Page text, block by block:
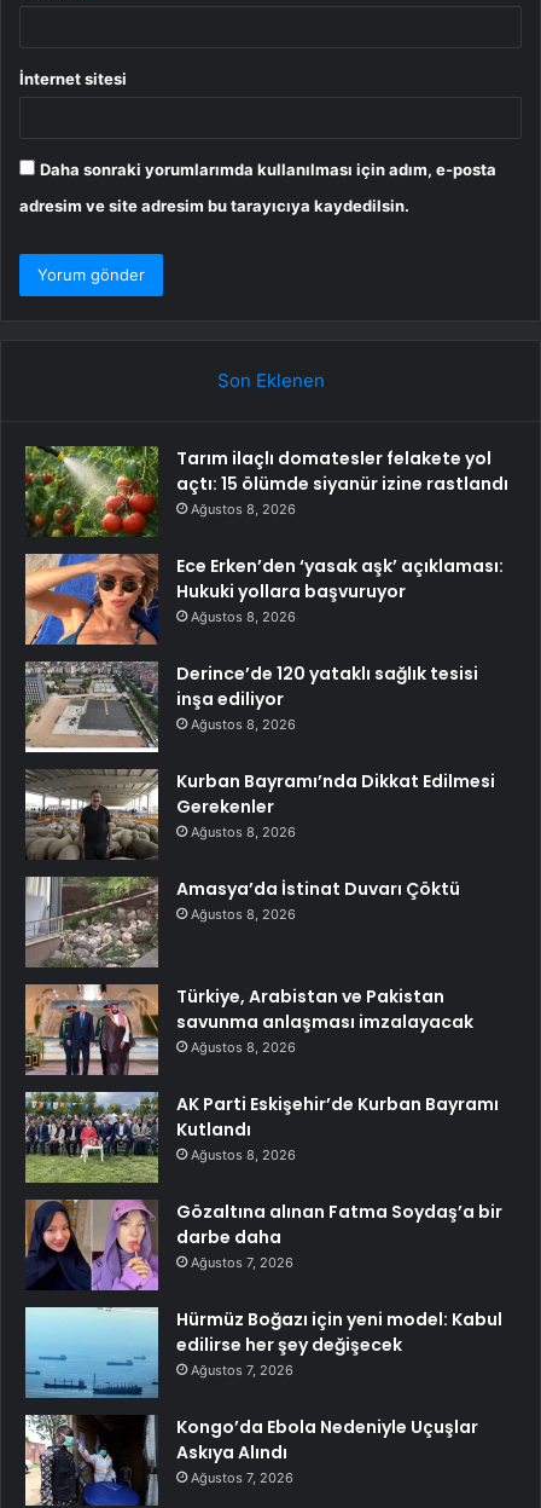
İnternet sitesi
Daha sonraki yorumlarımda kullanılması için adım, e-posta
adresim ve site adresim bu tarayıcıya kaydedilsin.
Son Eklenen
Tarım ilaçlı domatesler felakete yol
açtı: 15 ölümde siyanür izine rastlandı
Ağustos 8, 2026
Ece Erken’den ‘yasak aşk’ açıklaması:
Hukuki yollara başvuruyor
Ağustos 8, 2026
Derince’de 120 yataklı sağlık tesisi
inşa ediliyor
Ağustos 8, 2026
Kurban Bayramı’nda Dikkat Edilmesi
Gerekenler
Ağustos 8, 2026
Amasya’da İstinat Duvarı Çöktü
Ağustos 8, 2026
Türkiye, Arabistan ve Pakistan
savunma anlaşması imzalayacak
Ağustos 8, 2026
AK Parti Eskişehir’de Kurban Bayramı
Kutlandı
Ağustos 8, 2026
Gözaltına alınan Fatma Soydaş’a bir
darbe daha
Ağustos 7, 2026
Hürmüz Boğazı için yeni model: Kabul
edilirse her şey değişecek
Ağustos 7, 2026
Kongo’da Ebola Nedeniyle Uçuşlar
Askıya Alındı
Ağustos 7, 2026